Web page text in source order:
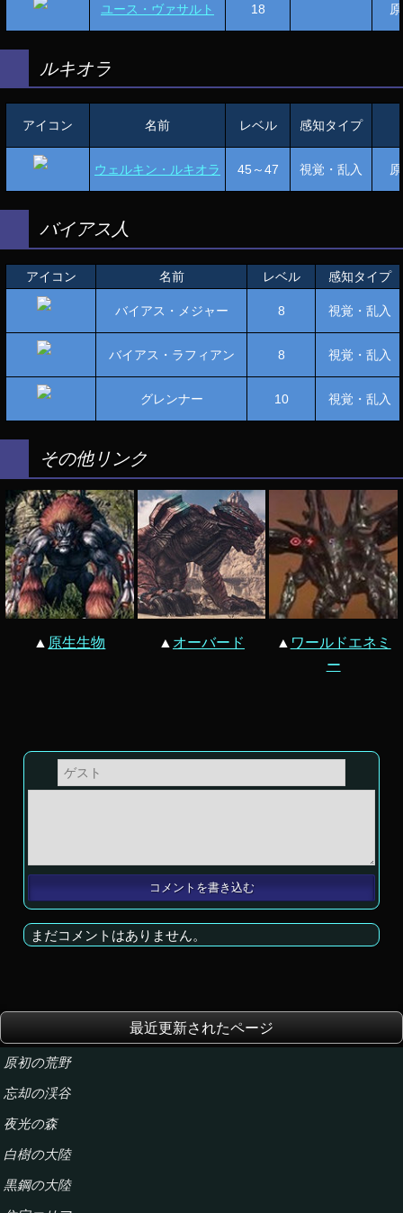
ユース・ヴァサルト 18
ルキオラ
アイコン 名前 レベル 感知タイプ
ウェルキン・ルキオラ 45～47 視覚・乱入
バイアス人
アイコン 名前 レベル 感知タイプ
バイアス・メジャー 8 視覚・乱入
バイアス・ラフィアン 8 視覚・乱入
グレンナー 10 視覚・乱入
その他リンク
▲ 原生生物 ▲ オーバード ▲ ワールドエネミ
ー
まだコメントはありません。
最近更新されたページ
原初の荒野
忘却の渓谷
夜光の森
白樹の大陸
黒鋼の大陸